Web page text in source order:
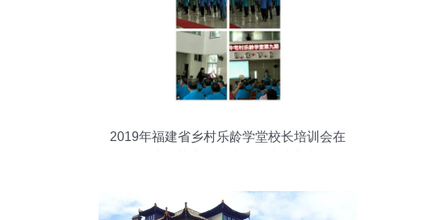
2019年福建省乡村乐龄学堂校长培训会在